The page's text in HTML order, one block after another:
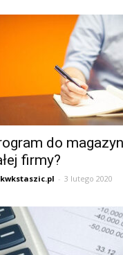
do
firmy?
- 3 lutego 2020